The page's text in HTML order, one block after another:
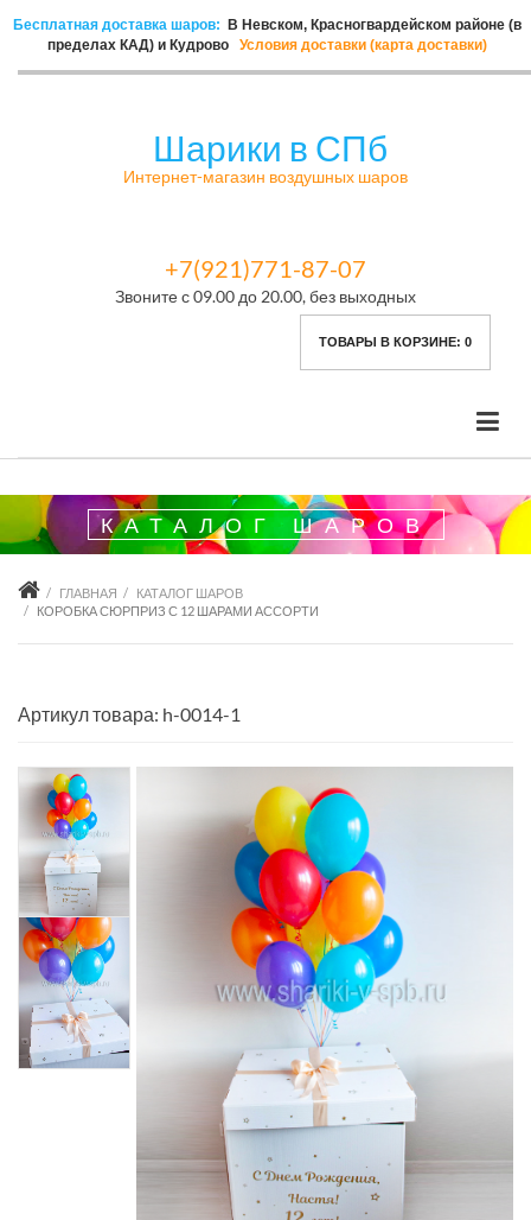
Бесплатная доставка шаров:
В Невском, Красногвардейском районе (в
пределах КАД) и Кудрово
Условия доставки (карта доставки)
Шарики в СПб
Интернет-магазин воздушных шаров
+7(921)771-87-07
Звоните с 09.00 до 20.00, без выходных
ТОВАРЫ В КОРЗИНЕ: 0
КАТАЛОГ ШАРОВ
ГЛАВНАЯ
КАТАЛОГ ШАРОВ
КОРОБКА СЮРПРИЗ С 12 ШАРАМИ АССОРТИ
Артикул товара: h-0014-1